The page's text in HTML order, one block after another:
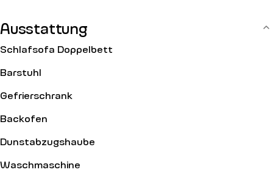
Gegensprechanlage.
Ausstattung
Schlafsofa Doppelbett
Barstuhl
Gefrierschrank
Backofen
Dunstabzugshaube
Waschmaschine